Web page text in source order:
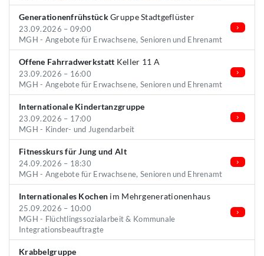
GenerationenfrühstückGruppe Stadtgeflüster
23.09.2026 – 09:00
MGH - Angebote für Erwachsene, Senioren und Ehrenamt
Offene Fahrradwerkstatt Keller 11 A
23.09.2026 – 16:00
MGH - Angebote für Erwachsene, Senioren und Ehrenamt
Internationale Kindertanzgruppe
23.09.2026 – 17:00
MGH - Kinder- und Jugendarbeit
Fitnesskurs für Jung und Alt
24.09.2026 – 18:30
MGH - Angebote für Erwachsene, Senioren und Ehrenamt
Internationales Kochen im Mehrgenerationenhaus
25.09.2026 – 10:00
MGH - Flüchtlingssozialarbeit & Kommunale
Integrationsbeauftragte
Krabbelgruppe